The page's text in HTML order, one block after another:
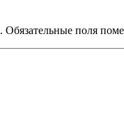
Обязательные поля